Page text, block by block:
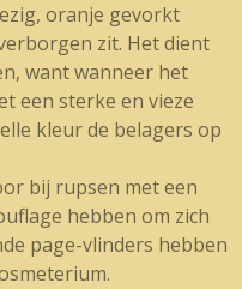
oranje gevorkt
zit. Het dient
want wanneer het
een sterke en vieze
kleur de belagers op
bij rupsen met een
hebben om zich
page-vlinders hebben